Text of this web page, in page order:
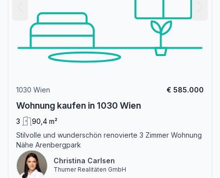
1030 Wien € 585.000
Wohnung kaufen in 1030 Wien
3
90,4 m²
Stilvolle und wunderschön renovierte 3 Zimmer Wohnung
Nähe Arenbergpark
Christina Carlsen
Thurner Realitäten GmbH